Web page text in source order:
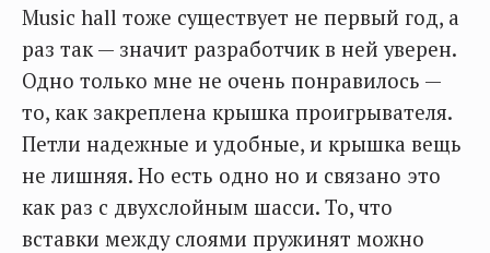
Music hall тоже существует не первый год, а
раз так — значит разработчик в ней уверен.
Одно только мне не очень понравилось —
то, как закреплена крышка проигрывателя.
Петли надежные и удобные, и крышка вещь
не лишняя. Но есть одно но и связано это
как раз с двухслойным шасси. То, что
вставки между слоями пружинят можно